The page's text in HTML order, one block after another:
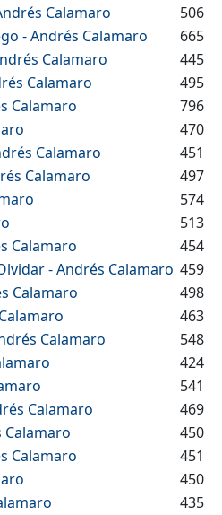
Calamaro
506
- Andrés Calamaro
665
Calamaro
445
Calamaro
495
Calamaro
796
470
Calamaro
451
Calamaro
497
574
513
Calamaro
454
- Andrés Calamaro 459
Calamaro
498
463
Calamaro
548
424
541
Calamaro
469
Calamaro
450
Calamaro
451
450
435